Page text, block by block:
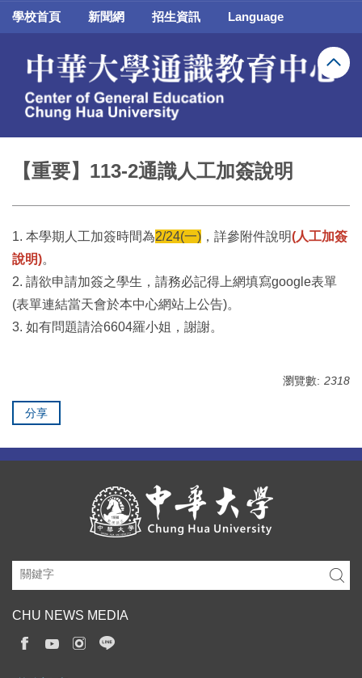
跳
學校首頁 新聞網 招生資訊 Language
【重要】113-2通識人工加簽說明
1. 本學期人工加簽時間為2/24(一) ，詳參附件說明(人工加簽
說明)。
2. 請欲申請加簽之學生，請務必記得上網填寫google表單
(表單連結當天會於本中心網站上公告)。
3. 如有問題請洽6604羅小姐，謝謝。
瀏覽數: 2318
分享
CHU NEWS MEDIA